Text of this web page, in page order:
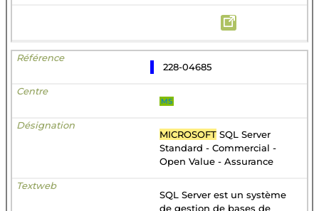
228-04685
MS
MICROSOFT SQL Server
Standard - Commercial -
Open Value - Assurance
SQL Server est un système
de gestion de bases de